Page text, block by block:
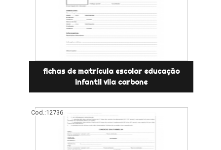
fichas de matrícula escolar educação
infantil vila carbone
Cod.:12736